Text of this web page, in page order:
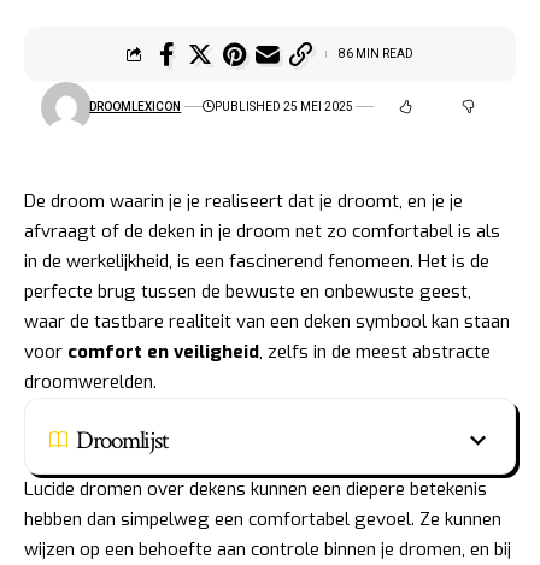
DROOMLEXICON PUBLISHED 25 MEI 2025
86 MIN READ
De droom waarin je je realiseert dat je droomt, en je je
afvraagt of de deken in je droom net zo comfortabel is als
in de werkelijkheid, is een fascinerend fenomeen. Het is de
perfecte brug tussen de bewuste en onbewuste geest,
waar de tastbare realiteit van een deken symbool kan staan
voor comfort en veiligheid, zelfs in de meest abstracte
droomwerelden.
Droomlijst
Lucide dromen over dekens kunnen een diepere betekenis
hebben dan simpelweg een comfortabel gevoel. Ze kunnen
wijzen op een behoefte aan controle binnen je dromen, en bij